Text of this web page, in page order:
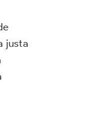
justa